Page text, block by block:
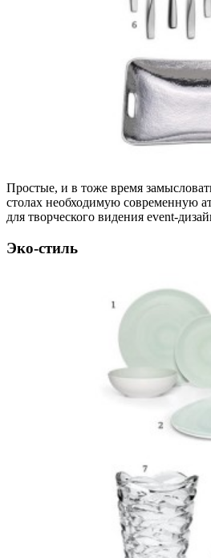
Простые, и в тоже время
столах необходимую современную
для творческого видения event-
Эко-стиль